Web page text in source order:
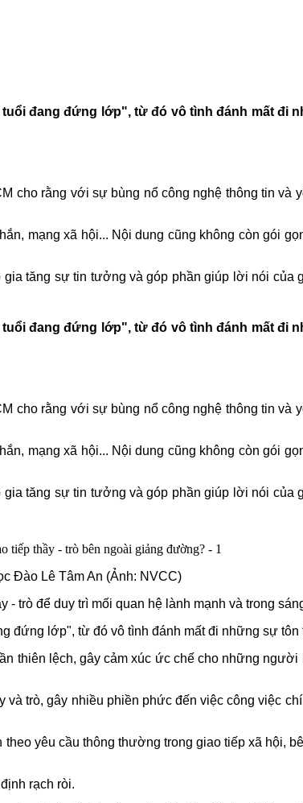
đang đứng lớp", từ đó vô tình đánh mất đi
rằng với sự bùng nổ công nghệ thông tin và
mạng xã hội... Nội dung cũng không còn gói
tăng sự tin tưởng và góp phần giúp lời nói của
đang đứng lớp", từ đó vô tình đánh mất đi
rằng với sự bùng nổ công nghệ thông tin và
mạng xã hội... Nội dung cũng không còn gói
tăng sự tin tưởng và góp phần giúp lời nói của
Đào Lê Tâm An (Ảnh: NVCC)
trò để duy trì mối quan hệ lành mạnh và trong
lớp", từ đó vô tình đánh mất đi những sự tôn
thiên lệch, gây cảm xúc ức chế cho những
trò, gây nhiều phiền phức đến việc công việc
yêu cầu thông thường trong giao tiếp xã hội,
rạch ròi.